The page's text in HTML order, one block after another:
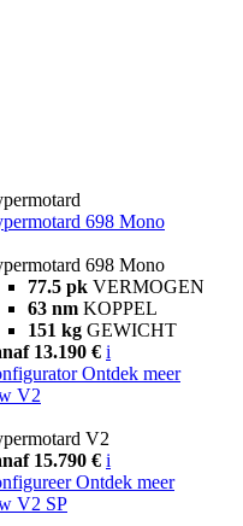
698 Mono
698 Mono
77.5 pk VERMOGEN
63 nm KOPPEL
151 kg GEWICHT
13.190 € i
Ontdek meer
V2
V2
15.790 € i
Ontdek meer
V2 SP